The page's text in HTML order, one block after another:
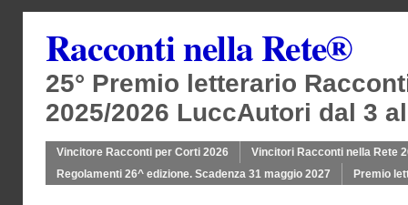
Racconti nella Rete®
25° Premio letterario
2025/2026 LuccAutori dal 3
Vincitore Racconti per Corti 2026
Vincitori Racconti nella Rete
Regolamenti 26^ edizione. Scadenza 31 maggio 2027
Premio